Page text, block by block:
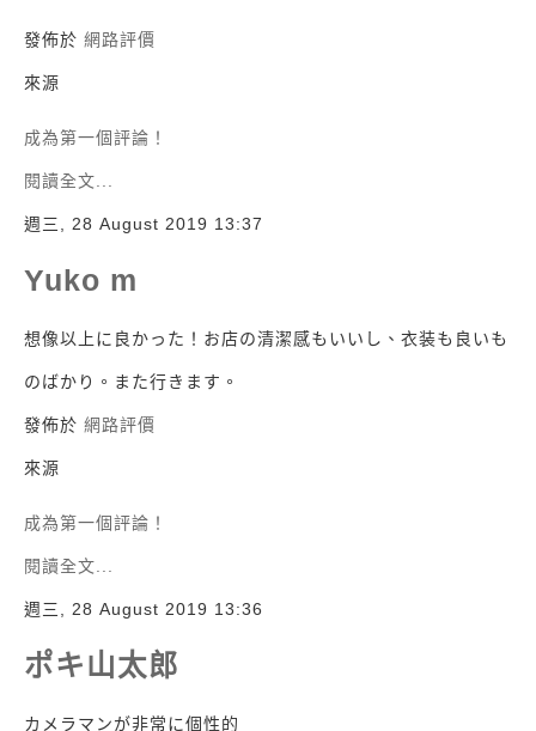
發佈於 網路評價
來源
成為第一個評論！
閱讀全文...
週三, 28 August 2019 13:37
Yuko m
想像以上に良かった！お店の清潔感もいいし、衣装も良いも
のばかり。また行きます。
發佈於 網路評價
來源
成為第一個評論！
閱讀全文...
週三, 28 August 2019 13:36
ポキ山太郎
カメラマンが非常に個性的